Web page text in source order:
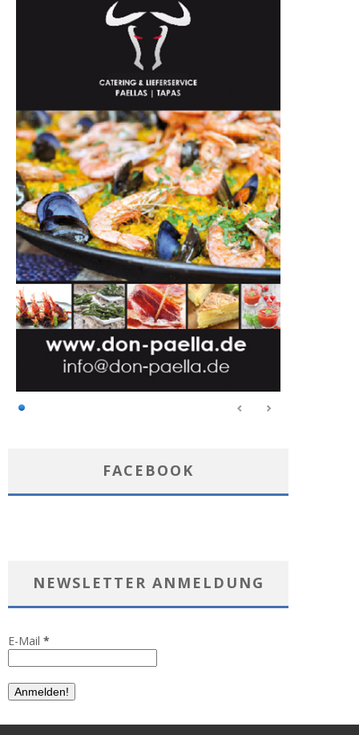
FACEBOOK
NEWSLETTER ANMELDUNG
E-Mail *